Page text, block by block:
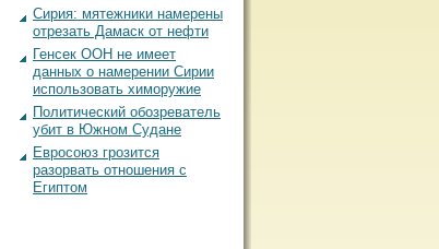
Сирия: мятежники намерены
отрезать Дамаск от нефти
Генсек ООН не имеет
данных о намерении Сирии
использовать химоружие
Политический обозреватель
убит в Южном Судане
Евросоюз грозится
разорвать отношения с
Египтом